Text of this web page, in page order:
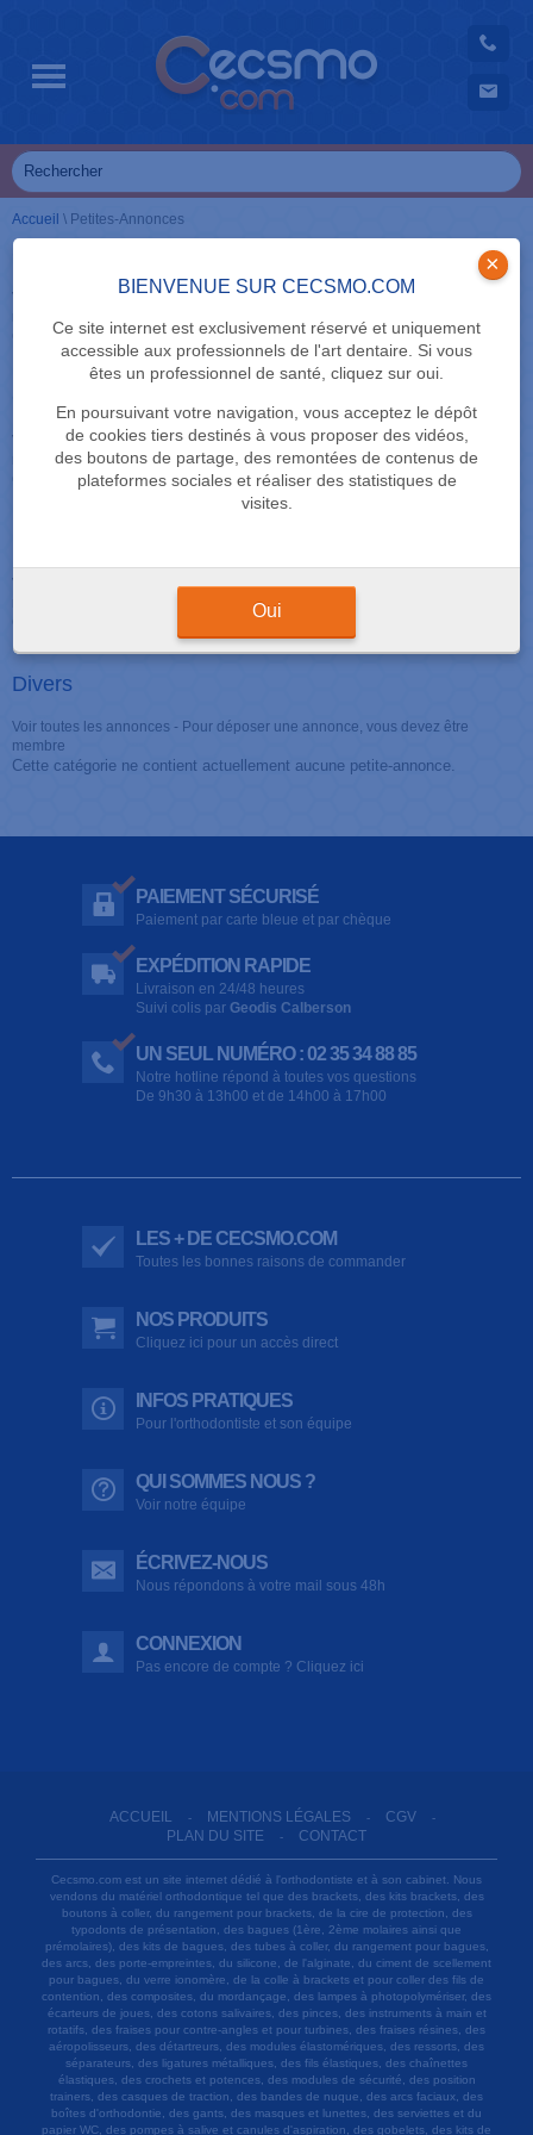
BIENVENUE SUR CECSMO.COM
Ce site internet est exclusivement réservé et uniquement
accessible aux professionnels de l'art dentaire. Si vous
êtes un professionnel de santé, cliquez sur oui.
En poursuivant votre navigation, vous acceptez le dépôt
de cookies tiers destinés à vous proposer des vidéos,
des boutons de partage, des remontées de contenus de
plateformes sociales et réaliser des statistiques de
visites.
×
Oui
Accueil \ Petites-Annonces
Voir toutes les annonces-Pour déposer une annonce, vous devez être
Cette catégorie ne contient actuellement aucune petite-annonce.
Voir toutes les annonces-Pour déposer une annonce, vous devez être
membre
Cette catégorie ne contient actuellement aucune petite-annonce.
Voir toutes les annonces -Pour déposer une annonce, vous devez être
Cette catégorie ne contient actuellement aucune petite-annonce.
Divers
Voir toutes les annonces - Pour déposer une annonce, vous devez être
membre
Cette catégorie ne contient actuellement aucune petite-annonce.
PAIEMENT SÉCURISÉ
Paiement par carte bleue et par chèque
EXPÉDITION RAPIDE
Livraison en 24/48 heures
Suivi colis par Geodis Calberson
UN SEUL NUMÉRO : 02 35 34 88 85
Notre hotline répond à toutes vos questions
De 9h30 à 13h00 et de 14h00 à 17h00
LES + DE CECSMO.COM
Toutes les bonnes raisons de commander
NOS PRODUITS
Cliquez ici pour un accès direct
INFOS PRATIQUES
Pour l'orthodontiste et son équipe
QUI SOMMES NOUS ?
Voir notre équipe
ÉCRIVEZ-NOUS
Nous répondons à votre mail sous 48h
CONNEXION
Pas encore de compte ? Cliquez ici
ACCUEIL - MENTIONS LÉGALES - CGV -
PLAN DU SITE - CONTACT
Cecsmo.com est un site internet dédié à l'orthodontiste et à son cabinet. Nous
vendons du matériel orthodontique tel que des brackets, des kits brackets, des
boutons à coller, du rangement pour brackets, de la cire de protection, des
typodonts de présentation, des bagues (1ère, 2ème molaires ainsi que
prémolaires), des kits de bagues, des tubes à coller, du rangement pour bagues,
des arcs, des porte-empreintes, du silicone, de l'alginate, du ciment de scellement
pour bagues, du verre ionomère, de la colle à brackets et pour coller des fils de
contention, des composites, du mordançage, des lampes à photopolymériser, des
écarteurs de joues, des cotons salivaires, des pinces, des instruments à main et
rotatifs, des fraises pour contre-angles et pour turbines, des fraises résines, des
aéropolisseurs, des détartreurs, des modules élastomériques, des ressorts, des
séparateurs, des ligatures métalliques, des fils élastiques, des chaînettes
élastiques, des crochets et potences, des modules de sécurité, des position
trainers, des casques de traction, des bandes de nuque, des arcs faciaux, des
boîtes d'orthodontie, des gants, des masques et lunettes, des serviettes et du
papier WC, des pompes à salive et canules d'aspiration, des gobelets, des kits de